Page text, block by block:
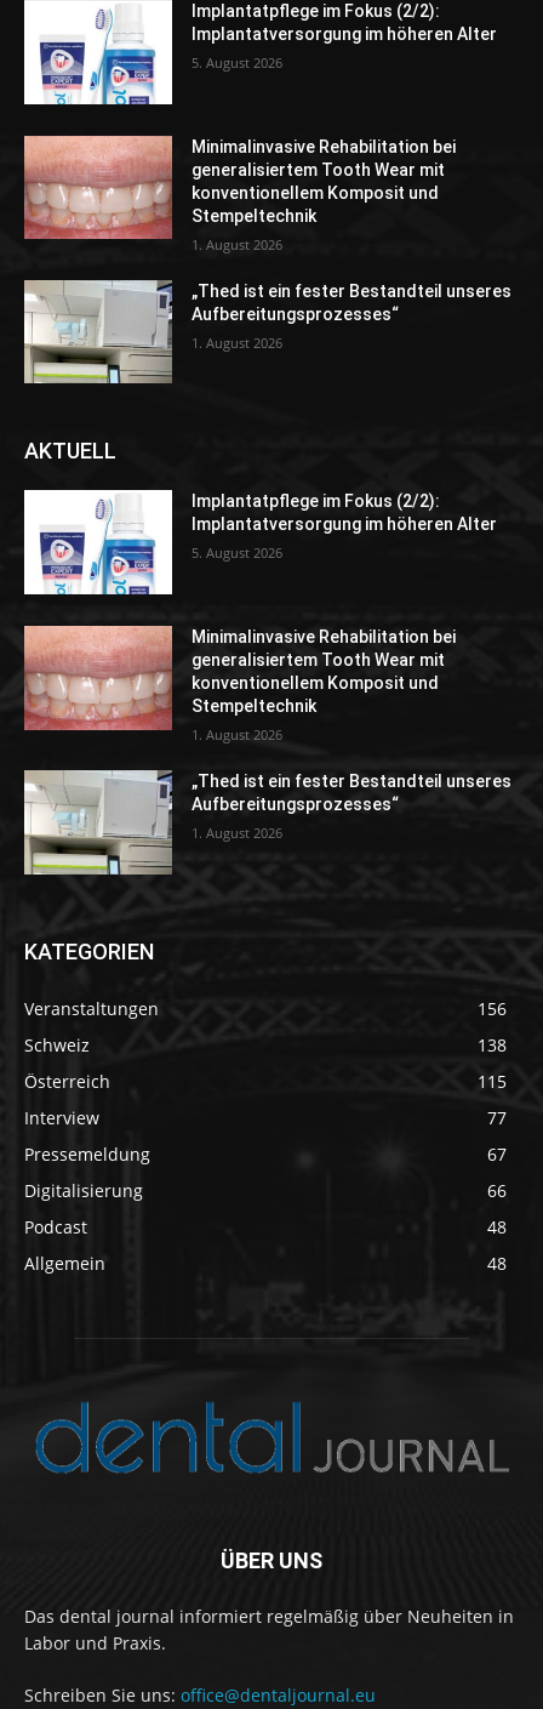
Implantatpflege im Fokus (2/2):
Implantatversorgung im höheren Alter
5. August 2026
Minimalinvasive Rehabilitation bei
generalisiertem Tooth Wear mit
konventionellem Komposit und
Stempeltechnik
1. August 2026
„Thed ist ein fester Bestandteil unseres
Aufbereitungsprozesses“
1. August 2026
AKTUELL
Implantatpflege im Fokus (2/2):
Implantatversorgung im höheren Alter
5. August 2026
Minimalinvasive Rehabilitation bei
generalisiertem Tooth Wear mit
konventionellem Komposit und
Stempeltechnik
1. August 2026
„Thed ist ein fester Bestandteil unseres
Aufbereitungsprozesses“
1. August 2026
KATEGORIEN
Veranstaltungen
156
Schweiz
138
Österreich
115
Interview
77
Pressemeldung
67
Digitalisierung
66
Podcast
48
Allgemein
48
ÜBER UNS
Das dental journal informiert regelmäßig über Neuheiten in
Labor und Praxis.
Schreiben Sie uns: office@dentaljournal.eu